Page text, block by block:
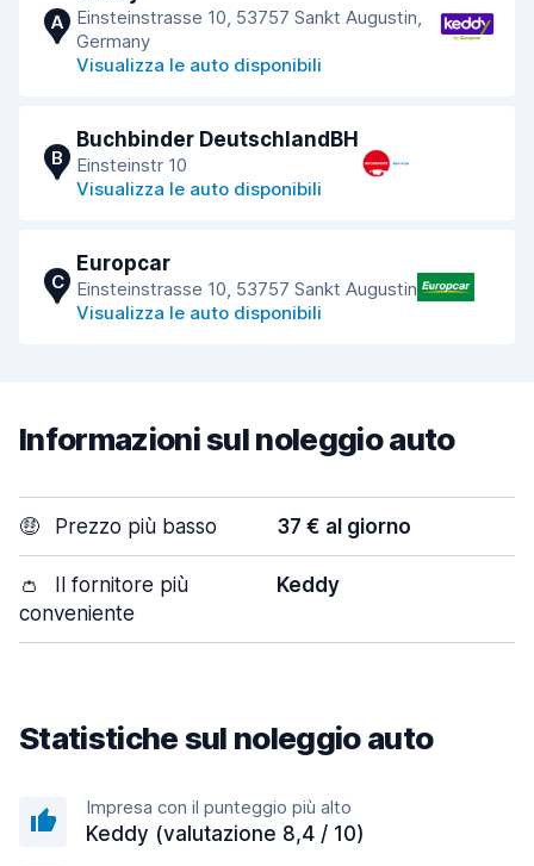
A
Einsteinstrasse 10, 53757 Sankt Augustin,
Germany
Visualizza le auto disponibili
B
Buchbinder DeutschlandBH
Einsteinstr 10
Visualizza le auto disponibili
C
Europcar
Einsteinstrasse 10, 53757 Sankt Augustin
Visualizza le auto disponibili
Informazioni sul noleggio auto
🤑 Prezzo più basso 37 € al giorno
👛
Il fornitore più
conveniente
Keddy
Statistiche sul noleggio auto
Impresa con il punteggio più alto
Keddy (valutazione 8,4 / 10)